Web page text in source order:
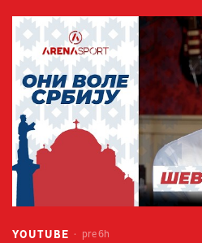
YOUTUBE pre 6h